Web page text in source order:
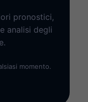
pronostici,
analisi degli
momento.